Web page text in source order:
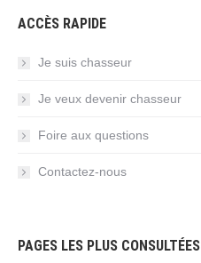
ACCÈS RAPIDE
Je suis chasseur
Je veux devenir chasseur
Foire aux questions
Contactez-nous
PAGES LES PLUS CONSULTÉES